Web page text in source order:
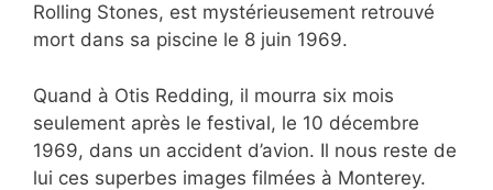
Rolling Stones, est mystérieusement retrouvé
mort dans sa piscine le 8 juin 1969.
Quand à Otis Redding, il mourra six mois
seulement après le festival, le 10 décembre
1969, dans un accident d’avion. Il nous reste de
lui ces superbes images filmées à Monterey.